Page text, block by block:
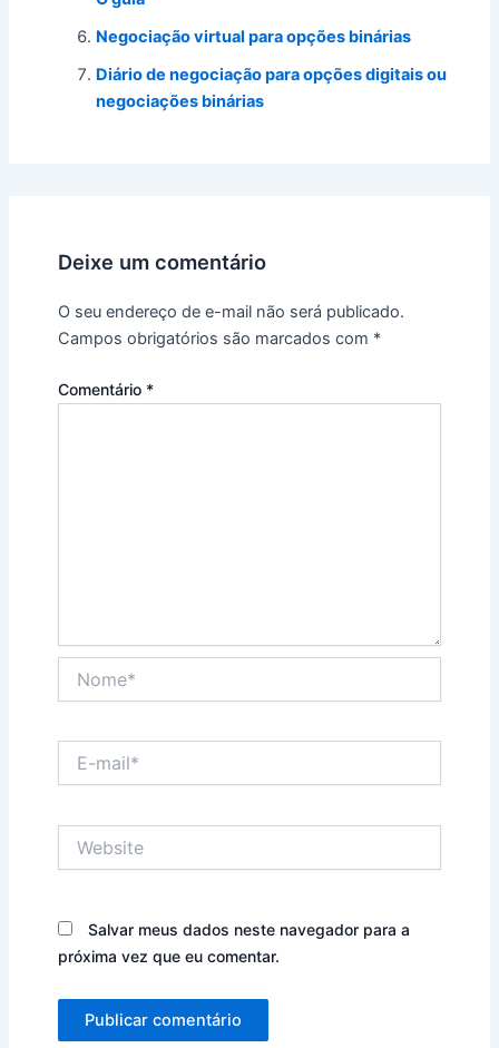
Negociação virtual para opções binárias
Diário de negociação para opções digitais ou
negociações binárias
Deixe um comentário
O seu endereço de e-mail não será publicado.
Campos obrigatórios são marcados com *
Comentário *
mail*
Salvar meus dados neste navegador para a
próxima vez que eu comentar.